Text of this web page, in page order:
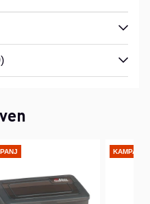
0 AV 5 ANTAL BETYG 0
)
KAMPANJ